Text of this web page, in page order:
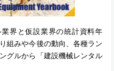
界と仮設業界の統計資料年
組みや今後の動向、各種ラン
グルから「建設機械レンタル